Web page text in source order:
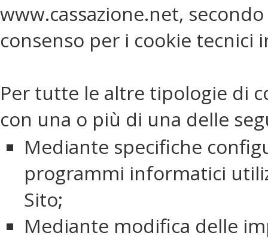
www.cassazione.net,
consenso per i cookie tecnici
Per tutte le altre tipologie di
con una o più di una delle
Mediante specifiche
programmi informatici
Sito;
Mediante modifica delle